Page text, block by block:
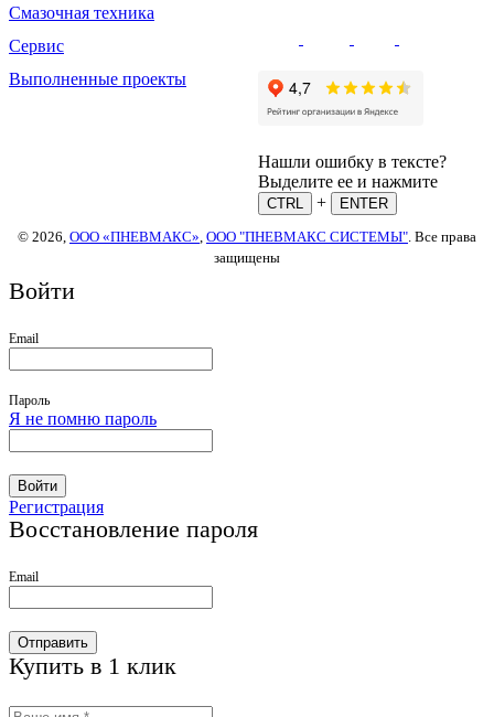
Смазочная техника
Сервис
Выполненные проекты
Нашли ошибку в тексте?
Выделите ее и нажмите
CTRL +
ENTER
© 2026, ООО «ПНЕВМАКС», ООО "ПНЕВМАКС СИСТЕМЫ". Все права
защищены
Войти
Email
Пароль
Я не помню пароль
Войти
Регистрация
Восстановление пароля
Email
Отправить
Купить в 1 клик